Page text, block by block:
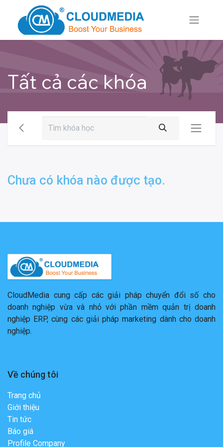
Tất cả các khóa
Chưa có khóa nào được tạo.
CloudMedia cung cấp các giải pháp chuyển đổi số cho
doanh nghiệp vừa và nhỏ với phần mềm quản trị doanh
nghiệp ERP, cùng các giải pháp marketing dành cho doanh
nghiệp.
Về chúng tôi
Trang chủ
Giới thiệu
Tin tức
Báo giá
Profile Company